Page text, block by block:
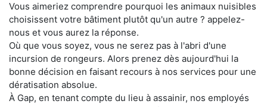
Vous aimeriez comprendre pourquoi les animaux nuisibles
choisissent votre bâtiment plutôt qu'un autre ? appelez-
nous et vous aurez la réponse.
Où que vous soyez, vous ne serez pas à l'abri d'une
incursion de rongeurs. Alors prenez dès aujourd'hui la
bonne décision en faisant recours à nos services pour une
dératisation absolue.
À Gap, en tenant compte du lieu à assainir, nos employés